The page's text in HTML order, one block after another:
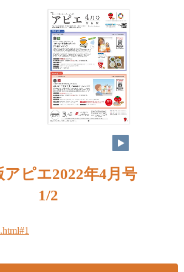
1
アピエ2022年4月号
1/2